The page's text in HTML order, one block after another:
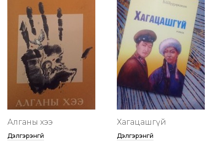
Алганы хээ
Дэлгэрэнгүй
Хагацашгүй
Дэлгэрэнгүй